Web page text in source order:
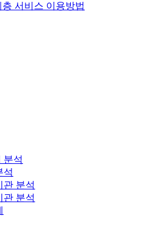
서비스 이용방법
분석
석
관 분석
관 분석